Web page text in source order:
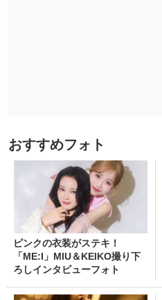
おすすめフォト
ピンクの衣装がステキ！
「ME:I」MIU＆KEIKO撮り下
ろしインタビューフォト